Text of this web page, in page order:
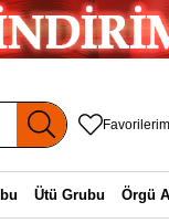
Favorilerim
Ütü Grubu Örgü